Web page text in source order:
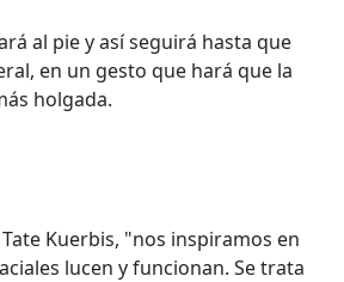
al pie y así seguirá hasta que
en un gesto que hará que la
holgada.
Kuerbis, "nos inspiramos en
lucen y funcionan. Se trata